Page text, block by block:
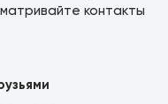
контакты